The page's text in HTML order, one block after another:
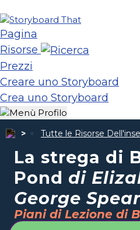
Pagina
Risorse
Prezzi
Creare uno Storyboard
Crea uno Storyboard
Tutte le Risorse
La strega di
Pond di
George
Piani di Lezione di